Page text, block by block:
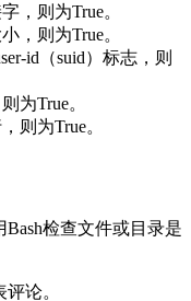
，则为True。
，则为True。
id（suid）标志，则
为True。
则为True。
检查文件或目录是
论。